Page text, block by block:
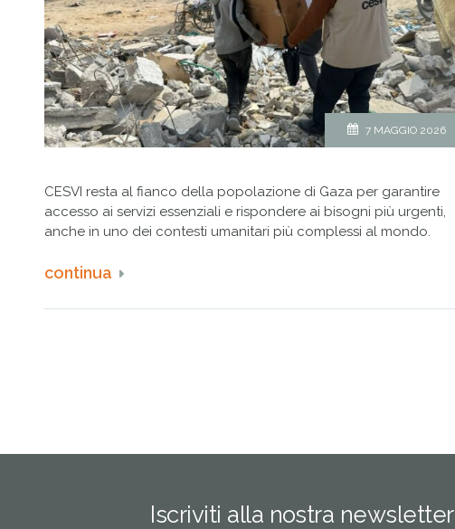
7 MAGGIO 2026
CESVI resta al fianco della popolazione di Gaza per garantire
accesso ai servizi essenziali e rispondere ai bisogni più urgenti,
anche in uno dei contesti umanitari più complessi al mondo.
continua
Iscriviti alla nostra newsletter